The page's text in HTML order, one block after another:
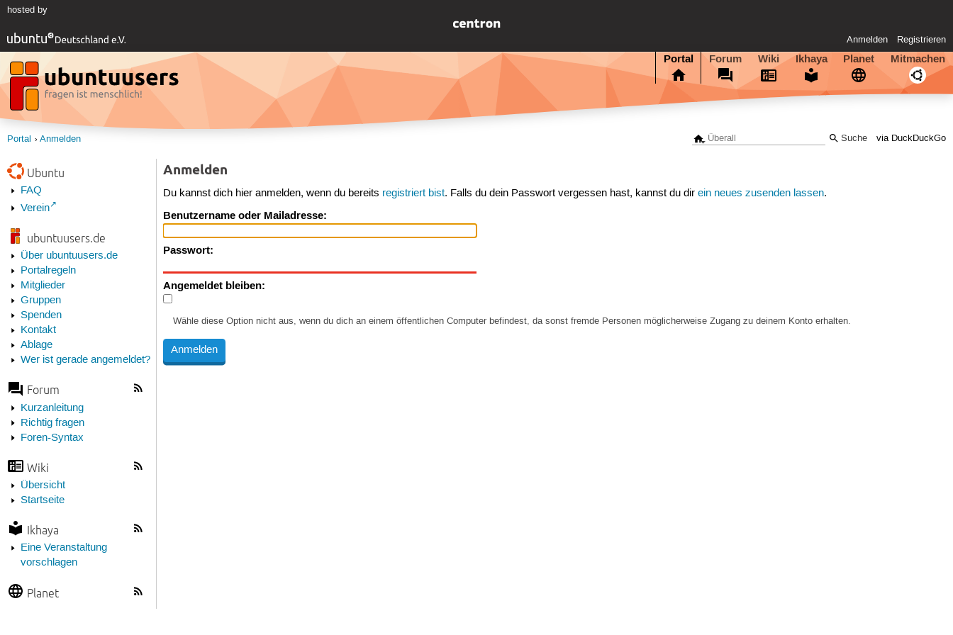
hosted by
Anmelden Registrieren
Portal Forum Wiki Ikhaya Planet Mitmachen
via DuckDuckGo
Portal Anmelden
Ubuntu
FAQ
Verein
ubuntuusers.de
Über ubuntuusers.de
Portalregeln
Mitglieder
Gruppen
Spenden
Kontakt
Ablage
Wer ist gerade angemeldet?
Forum
Kurzanleitung
Richtig fragen
Foren-Syntax
Wiki
Übersicht
Startseite
Ikhaya
Eine Veranstaltung
vorschlagen
Planet
Anmelden
Du kannst dich hier anmelden, wenn du bereits registriert bist. Falls du dein Passwort vergessen hast, kannst du direin neues zusenden lassen.
Benutzername oder Mailadresse:
Passwort:
Angemeldet bleiben:
Wähle diese Option nicht aus, wenn du dich an einem öffentlichen Computer befindest, da sonst fremde Personen möglicherweise Zugang zu deinem Konto erhalten.